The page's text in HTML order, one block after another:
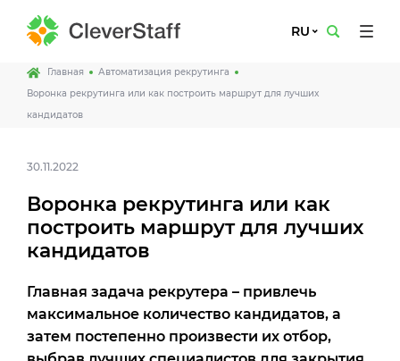
RU
Главная
Автоматизация рекрутинга
Воронка рекрутинга или как построить маршрут для лучших
кандидатов
30.11.2022
Воронка рекрутинга или как
построить маршрут для лучших
кандидатов
Главная задача рекрутера – привлечь
максимальное количество кандидатов, а
затем постепенно произвести их отбор,